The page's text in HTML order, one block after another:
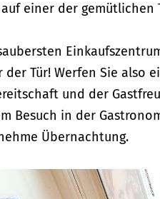
einer der gemütlichen
Tür! Werfen Sie also
und der
Besuch in der
Übernachtung.